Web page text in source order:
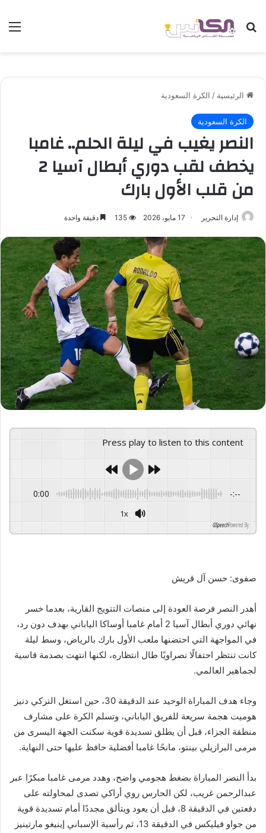
بحث عن
الرئيسية / الكرة السعودية
الكرة السعودية
النصر يغيب في ليلة الحلم.. غامبا
يخطف لقب دوري أبطال آسيا 2
من قلب الأول بارك
إدارة التحرير 17 مايو، 2026 135 دقيقة واحدة
Press play to listen to this content
0:00 -:--
1x
Powered By
GSpeech
صفوى: حسن آل قريش
أهدر النصر فرصة العودة إلى منصات التتويج القارية، بعدما خسر
نهائي دوري أبطال آسيا 2 أمام غامبا أوساكا الياباني بهدف دون رد،
في المواجهة التي احتضنها ملعب الأول بارك بالرياض، وسط ليلة
كانت تنتظر احتفالًا نصراويًا طال انتظاره، لكنها انتهت بصدمة قاسية
لجماهير العالمي.
وجاء هدف المباراة الوحيد عند الدقيقة 30، حين استغل التركي دنيز
هوميت هجمة سريعة للفريق الياباني، وتسلم الكرة على مشارف
منطقة الجزاء، قبل أن يطلق تسديدة قوية سكنت الجهة اليسرى من
مرمى البرازيلي بينتو، مانحًا غامبا أفضلية حافظ عليها حتى النهاية.
بدأ النصر المباراة بضغط هجومي واضح، وهدد مرمى غامبا مبكرًا عبر
عبدالرحمن غريب، لكن الحارس روي أراكي تصدى لمحاولته على
دفعتين في الدقيقة 8، قبل أن يعود ويتألق مجددًا أمام تسديدة قوية
من جواو فيليكس في الدقيقة 13، ثم رأسية الإسباني إينيغو مارتينيز